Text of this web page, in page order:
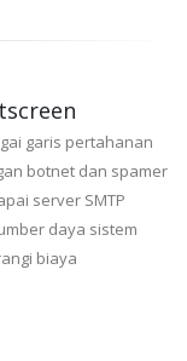
garis pertahanan
botnet dan spamer
server SMTP
daya sistem
biaya